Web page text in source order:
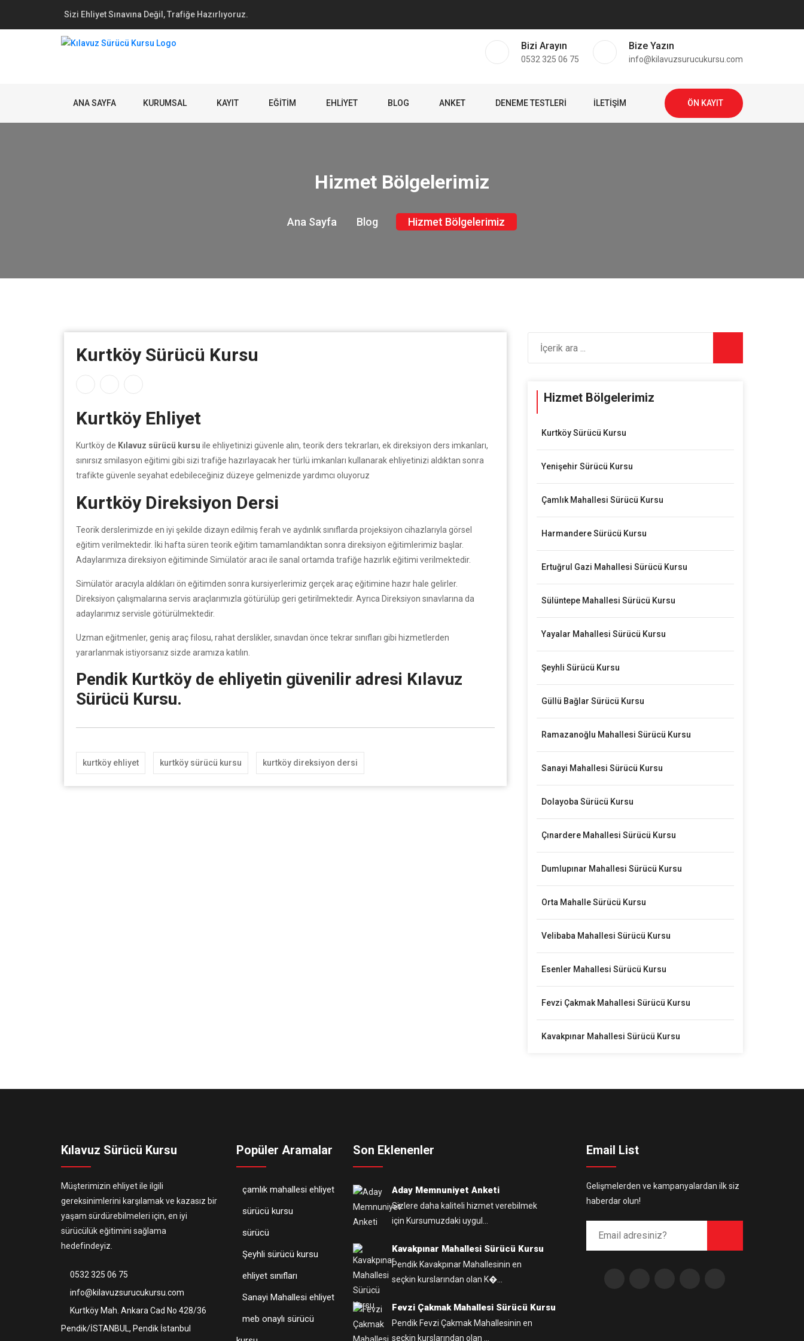
Sizi Ehliyet Sınavına Değil, Trafiğe Hazırlıyoruz.
Bizi Arayın
0532 325 06 75
Bize Yazın
info@kilavuzsurucukursu.com
ANA SAYFA KURUMSAL KAYIT EĞITIM EHLIYET BLOG ANKET DENEME TESTLERI İLETIŞIM ÖN KAYIT
Hizmet Bölgelerimiz
Ana Sayfa Blog Hizmet Bölgelerimiz
Kurtköy Sürücü Kursu
Kurtköy Ehliyet
Kurtköy de Kılavuz sürücü kursu ile ehliyetinizi güvenle alın, teorik ders tekrarları, ek direksiyon ders imkanları,
sınırsız smilasyon eğitimi gibi sizi trafiğe hazırlayacak her türlü imkanları kullanarak ehliyetinizi aldıktan sonra
trafikte güvenle seyahat edebileceğiniz düzeye gelmenizde yardımcı oluyoruz
Kurtköy Direksiyon Dersi
Teorik derslerimizde en iyi şekilde dizayn edilmiş ferah ve aydınlık sınıflarda projeksiyon cihazlarıyla görsel
eğitim verilmektedir. İki hafta süren teorik eğitim tamamlandıktan sonra direksiyon eğitimlerimiz başlar.
Adaylarımıza direksiyon eğitiminde Simülatör aracı ile sanal ortamda trafiğe hazırlık eğitimi verilmektedir.
Simülatör aracıyla aldıkları ön eğitimden sonra kursiyerlerimiz gerçek araç eğitimine hazır hale gelirler.
Direksiyon çalışmalarına servis araçlarımızla götürülüp geri getirilmektedir. Ayrıca Direksiyon sınavlarına da
adaylarımız servisle götürülmektedir.
Uzman eğitmenler, geniş araç filosu, rahat derslikler, sınavdan önce tekrar sınıfları gibi hizmetlerden
yararlanmak istiyorsanız sizde aramıza katılın.
Pendik Kurtköy de ehliyetin güvenilir adresi Kılavuz
Sürücü Kursu.
kurtköy ehliyet kurtköy sürücü kursu kurtköy direksiyon dersi
Hizmet Bölgelerimiz
Kurtköy Sürücü Kursu
Yenişehir Sürücü Kursu
Çamlık Mahallesi Sürücü Kursu
Harmandere Sürücü Kursu
Ertuğrul Gazi Mahallesi Sürücü Kursu
Sülüntepe Mahallesi Sürücü Kursu
Yayalar Mahallesi Sürücü Kursu
Şeyhli Sürücü Kursu
Güllü Bağlar Sürücü Kursu
Ramazanoğlu Mahallesi Sürücü Kursu
Sanayi Mahallesi Sürücü Kursu
Dolayoba Sürücü Kursu
Çınardere Mahallesi Sürücü Kursu
Dumlupınar Mahallesi Sürücü Kursu
Orta Mahalle Sürücü Kursu
Velibaba Mahallesi Sürücü Kursu
Esenler Mahallesi Sürücü Kursu
Fevzi Çakmak Mahallesi Sürücü Kursu
Kavakpınar Mahallesi Sürücü Kursu
Kılavuz Sürücü Kursu
Müşterimizin ehliyet ile ilgili
gereksinimlerini karşılamak ve kazasız bir
yaşam sürdürebilmeleri için, en iyi
sürücülük eğitimini sağlama
hedefindeyiz.
0532 325 06 75
info@kilavuzsurucukursu.com
Kurtköy Mah. Ankara Cad No 428/36
Pendik/İSTANBUL, Pendik İstanbul
Popüler Aramalar
çamlık mahallesi ehliyet
sürücü kursu
sürücü
Şeyhli sürücü kursu
ehliyet sınıfları
Sanayi Mahallesi ehliyet
meb onaylı sürücü
Son Eklenenler
Aday Memnuniyet Anketi
Sizlere daha kaliteli hizmet verebilmek
için Kursumuzdaki uygul...
Kavakpınar Mahallesi Sürücü Kursu
Pendik Kavakpınar Mahallesinin en
seçkin kurslarından olan K�...
Fevzi Çakmak Mahallesi Sürücü Kursu
Pendik Fevzi Çakmak Mahallesinin en
seçkin kurslarından olan ...
Email List
Gelişmelerden ve kampanyalardan ilk siz
haberdar olun!